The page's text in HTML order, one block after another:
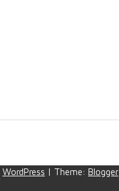
WordPress | Theme: Blogger